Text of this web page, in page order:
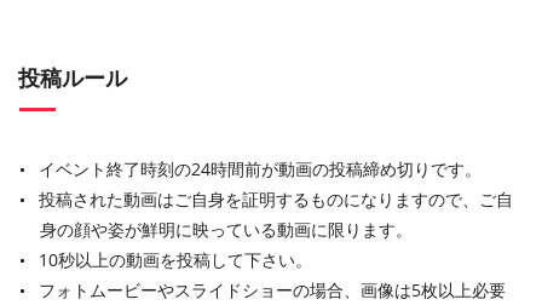
投稿ルール
イベント終了時刻の24時間前が動画の投稿締め切りです。
投稿された動画はご自身を証明するものになりますので、ご自
身の顔や姿が鮮明に映っている動画に限ります。
10秒以上の動画を投稿して下さい。
フォトムービーやスライドショーの場合、画像は5枚以上必要